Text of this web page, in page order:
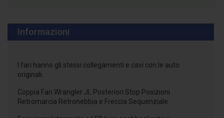
Informazioni
I fari hanno gli stessi collegamenti e cavi con le auto
originali.
Coppia Fari Wrangler JL Posteriori Stop Posizioni
Retromarcia Retronebbia e Freccia Sequenziale.